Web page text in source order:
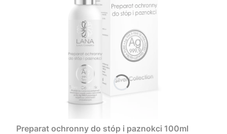
Preparat ochronny do stóp i paznokci 100ml